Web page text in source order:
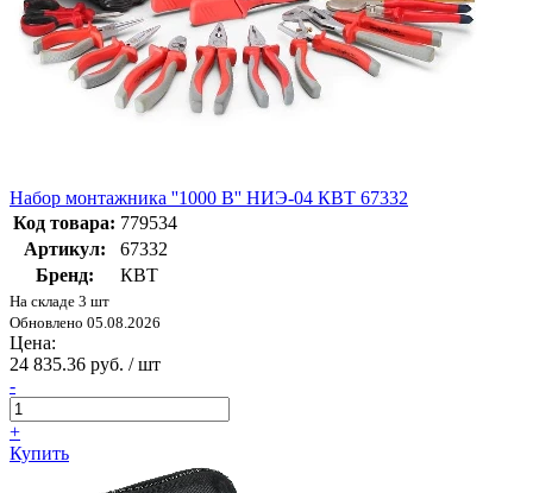
Набор монтажника ''1000 В'' НИЭ-04 КВТ 67332
Код товара: 779534
Артикул:
67332
Бренд:
КВТ
На складе 3 шт
Обновлено 05.08.2026
Цена:
24 835.36 руб. / шт
-
+
Купить